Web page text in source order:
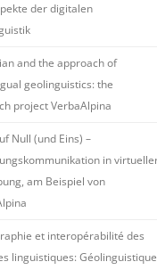
der digitalen
and the approach of
geolinguistics: the
project VerbaAlpina
Null (und Eins) –
in
am Beispiel von
et interopérabilité des
linguistiques: Géolinguistique